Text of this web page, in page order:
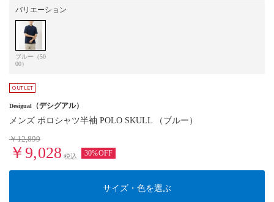
バリエーション
ブルー（50
00）
Desigual （デシグアル）
メンズ ポロシャツ半袖 POLO SKULL （ブルー）
￥12,899
￥9,028 税込 30%OFF
サイズ・色を選ぶ